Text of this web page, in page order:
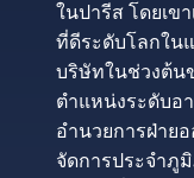
ในปารีส โดยเข
ที่ดีระดับโลกใน
บริษัทในช่วงต้น
ตำแหน่งระดับอ
อำนวยการฝ่าย
จัดการประจำภูมิ